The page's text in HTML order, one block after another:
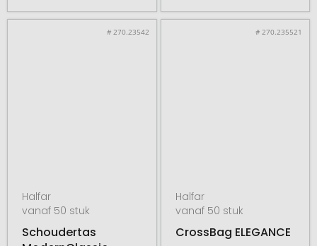
# 270.23542
Halfar
vanaf 50 stuk
Schoudertas
# 270.235521
Halfar
vanaf 50 stuk
CrossBag ELEGANCE